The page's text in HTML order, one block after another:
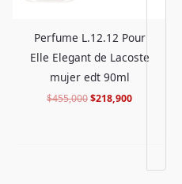
Perfume L.12.12 Pour
Elle Elegant de Lacoste
mujer edt 90ml
$455,000$218,900